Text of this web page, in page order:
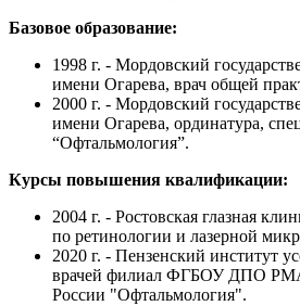
Базовое образование:
1998 г. - Мордовский
имени Огарева, врач общей
2000 г. - Мордовский
имени Огарева, ординатура,
“Офтальмология”.
Курсы повышения квалификации:
2004 г. - Ростовская глазная
по ретинологии и лазерной
2020 г. - Пензенский институт
врачей филиал ФГБОУ ДПО
России "Офтальмология".